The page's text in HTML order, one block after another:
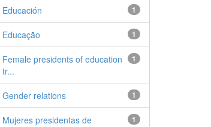
1
Educación
1
Educação
1
Female presidents of education
tr...
1
Gender relations
1
Mujeres presidentas de